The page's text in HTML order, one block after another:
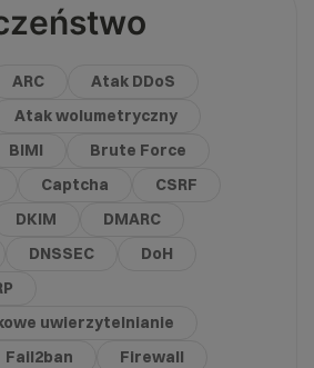
ARC
Atak DDoS
Atak wolumetryczny
BIMI
Brute Force
Captcha
CSRF
DKIM
DMARC
DNSSEC
DoH
uwierzytelnianie
Fail2ban
Firewall